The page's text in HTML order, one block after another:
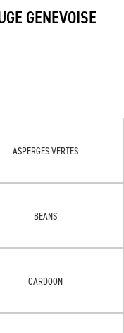
GENEVOISE
ASPERGES VERTES
BEANS
CARDOON